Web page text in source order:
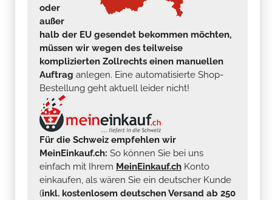
oder
außer
halb der EU gesendet bekommen möchten,
müssen wir wegen des teilweise
komplizierten Zollrechts einen manuellen
Auftrag anlegen. Eine automatisierte Shop-
Bestellung geht aktuell leider nicht!
Für die Schweiz empfehlen wir
MeinEinkauf.ch: So können Sie bei uns
einfach mit Ihrem MeinEinkauf.ch Konto
einkaufen, als wären Sie ein deutscher Kunde
(inkl. kostenlosem deutschen Versand ab 250